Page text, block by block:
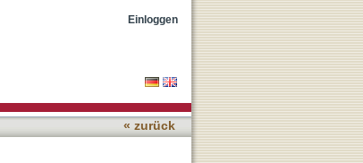
and Aortic
Einloggen
« zurück